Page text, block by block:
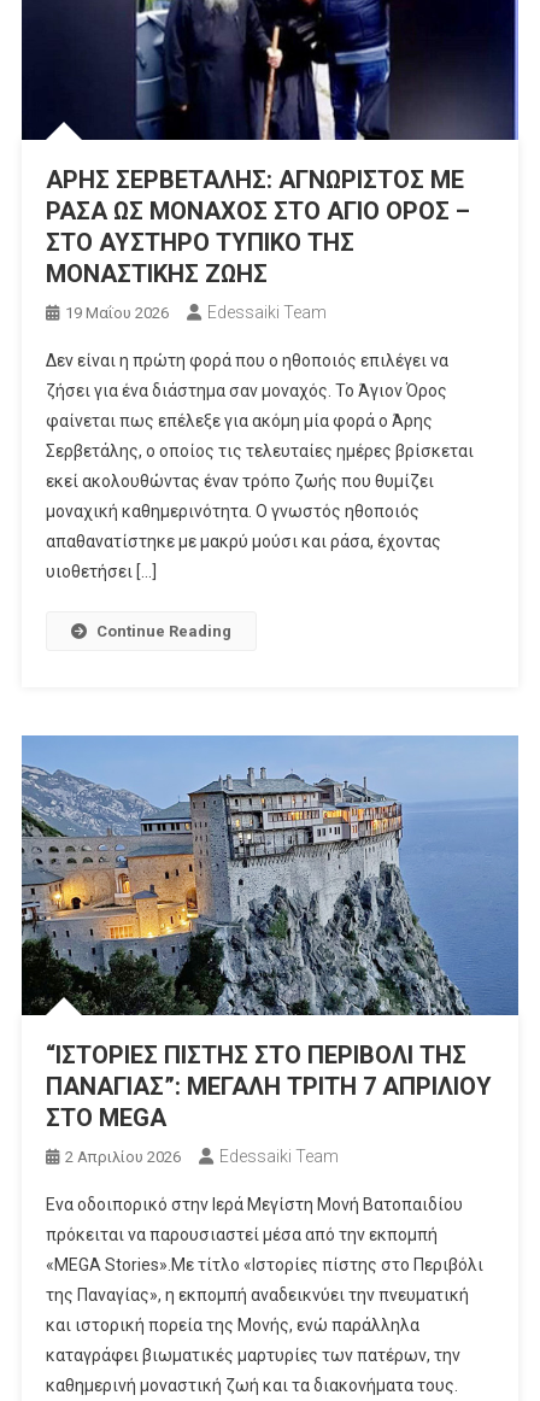
ΑΡΗΣ ΣΕΡΒΕΤΑΛΗΣ: ΑΓΝΩΡΙΣΤΟΣ ΜΕ
ΡΑΣΑ ΩΣ ΜΟΝΑΧΟΣ ΣΤΟ ΑΓΙΟ ΟΡΟΣ –
ΣΤΟ ΑΥΣΤΗΡΟ ΤΥΠΙΚΟ ΤΗΣ
ΜΟΝΑΣΤΙΚΗΣ ΖΩΗΣ
19 Μαΐου 2026 Edessaiki Team
Δεν είναι η πρώτη φορά που ο ηθοποιός επιλέγει να
ζήσει για ένα διάστημα σαν μοναχός. Το Άγιον Όρος
φαίνεται πως επέλεξε για ακόμη μία φορά ο Άρης
Σερβετάλης, ο οποίος τις τελευταίες ημέρες βρίσκεται
εκεί ακολουθώντας έναν τρόπο ζωής που θυμίζει
μοναχική καθημερινότητα. Ο γνωστός ηθοποιός
απαθανατίστηκε με μακρύ μούσι και ράσα, έχοντας
υιοθετήσει […]
Continue Reading
“ΙΣΤΟΡΙΕΣ ΠΙΣΤΗΣ ΣΤΟ ΠΕΡΙΒΟΛΙ ΤΗΣ
ΠΑΝΑΓΙΑΣ”: ΜΕΓΑΛΗ ΤΡΙΤΗ 7 ΑΠΡΙΛΙΟΥ
ΣΤΟ MEGA
2 Απριλίου 2026 Edessaiki Team
Eνα οδοιπορικό στην Ιερά Μεγίστη Μονή Βατοπαιδίου
πρόκειται να παρουσιαστεί μέσα από την εκπομπή
«MEGA Stories».Με τίτλο «Ιστορίες πίστης στο Περιβόλι
της Παναγίας», η εκπομπή αναδεικνύει την πνευματική
και ιστορική πορεία της Μονής, ενώ παράλληλα
καταγράφει βιωματικές μαρτυρίες των πατέρων, την
καθημερινή μοναστική ζωή και τα διακονήματα τους.